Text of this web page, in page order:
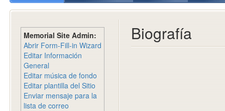
Memorial Site Admin:
Abrir Form-Fill-in Wizard
Editar Información
General
Editar música de fondo
Editar plantilla del Sitio
Enviar mensaje para la
lista de correo
Biografía